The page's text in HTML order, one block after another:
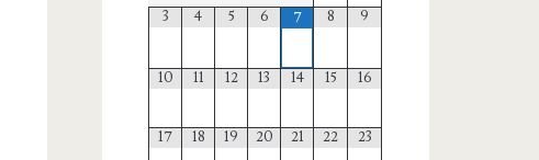
3 4 5 6 7 8 9
10 11 12 13 14 15 16
17 18 19 20 21 22 23